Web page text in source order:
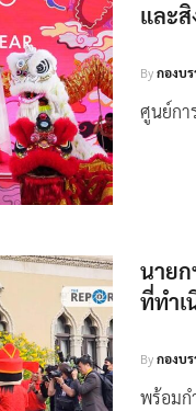
และสิ
Byกองบ
ศูนย์กา
นายก
ที่ทำเ
Byกองบ
พร้อมก